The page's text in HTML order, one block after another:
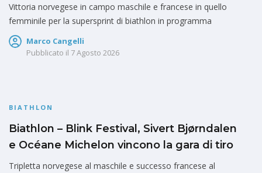
Vittoria norvegese in campo maschile e francese in quello
femminile per la supersprint di biathlon in programma
Marco Cangelli
Pubblicato il 7 Agosto 2026
BIATHLON
Biathlon – Blink Festival, Sivert Bjørndalen
e Océane Michelon vincono la gara di tiro
Tripletta norvegese al maschile e successo francese al